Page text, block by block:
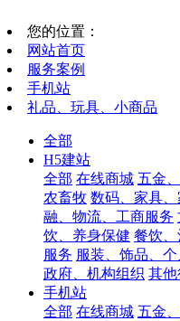
您的位置：
网站首页
服务案例
手机站
礼品、玩具、小商品
全部
H5建站
全部 在线商城 五金
农畜牧 数码、家具
融、物流、工商服务
饮、养身保健 餐饮
服务 服装、饰品、
政府、机构组织 其他
手机站
全部 在线商城 五金